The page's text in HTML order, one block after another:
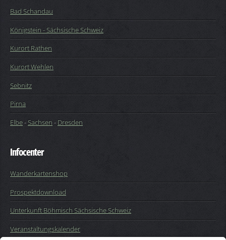
Bad Schandau
Königstein - Sächsische Schweiz
Kurort Rathen
Kurort Wehlen
Sebnitz
Pirna
Elbe-Sachsen - Dresden
Infocenter
Wanderkartenshop
Prospektdownload
Unterkunft Böhmisch Sächsische Schweiz
Veranstaltungskalender